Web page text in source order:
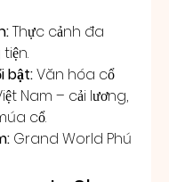
Thực cảnh đa
bật: Văn hóa cổ
Nam – cải lương,
cổ.
Grand World Phú